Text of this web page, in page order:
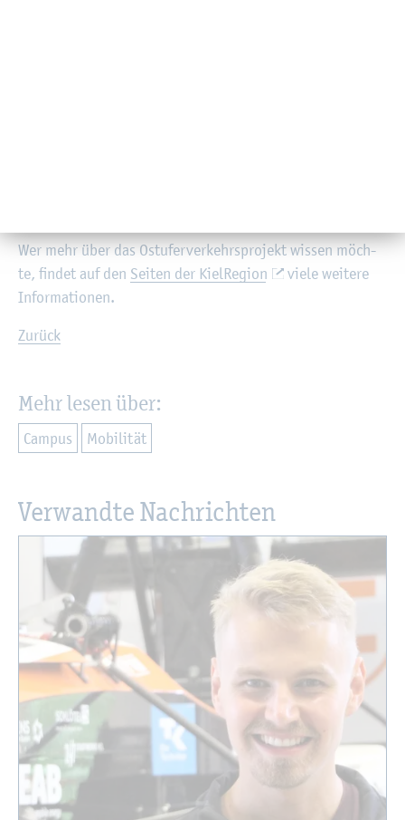
Wer mehr über das Ost­ufer­ver­kehrs­pro­jekt wis­sen möch­
te, fin­det auf den Sei­ten der Kiel­Re­gi­on
viele wei­te­re
In­for­ma­tio­nen.
Zu­rück
Mehr lesen über:
Cam­pus Mo­bi­li­tät
Ver­wand­te Nach­rich­ten